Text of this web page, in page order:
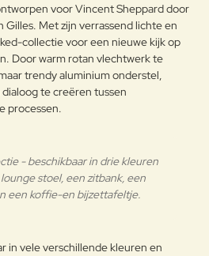
Schoonmaken met water en
groene zeep, liever niet met een
sterk ontvettend middel.
Om de 3 maanden reinigen met
een vochtige doek en een mild
wordt niet vertaald!
Goed
voor Vincent Sheppard door
Gilles. Met zijn verrassend lichte en
collectie voor een nieuwe kijk op
Door warm rotan vlechtwerk te
trendy aluminium onderstel,
te creëren tussen
processen.
- beschikbaar in drie kleuren
stoel, een zitbank, een
een koffie-en bijzettafeltje.
in vele verschillende kleuren en